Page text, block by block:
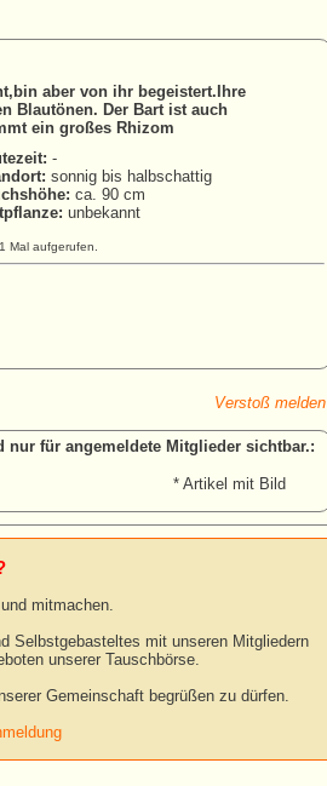
aber von ihr begeistert.Ihre
Blautönen. Der Bart ist auch
ein großes Rhizom
-
sonnig bis halbschattig
ca. 90 cm
unbekannt
Mal aufgerufen.
Verstoß melden
:
* Artikel mit Bild
mitmachen.
Selbstgebasteltes mit unseren Mitgliedern
unserer Tauschbörse.
Gemeinschaft begrüßen zu dürfen.